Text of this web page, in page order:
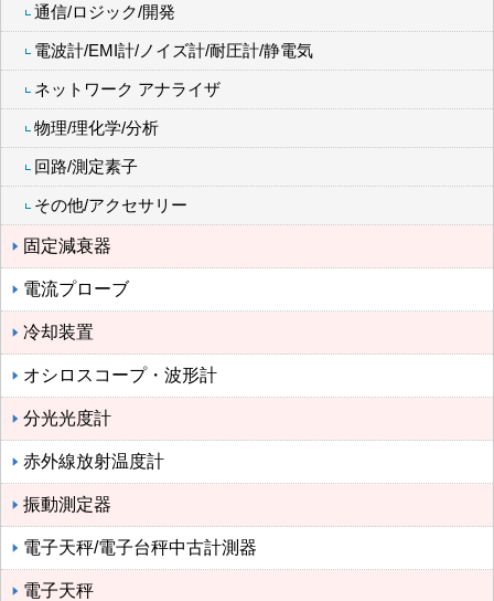
通信/ロジック/開発
電波計/EMI計/ノイズ計/耐圧計/静電気
ネットワーク アナライザ
物理/理化学/分析
回路/測定素子
その他/アクセサリー
固定減衰器
電流プローブ
冷却装置
オシロスコープ・波形計
分光光度計
赤外線放射温度計
振動測定器
電子天秤/電子台秤中古計測器
電子天秤